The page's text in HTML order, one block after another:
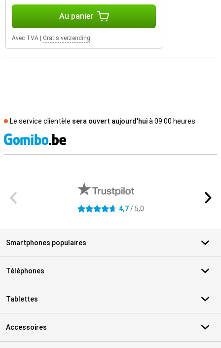
Au panier
Avec TVA Gratis verzending
Le service clientèle sera ouvert aujourd'huià 09.00 heures
4.7 étoiles 4,7/ 5,0
Smartphones populaires
Téléphones
Tablettes
Accessoires